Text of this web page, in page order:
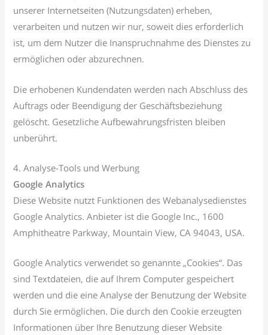
unserer Internetseiten (Nutzungsdaten) erheben,
verarbeiten und nutzen wir nur, soweit dies erforderlich
ist, um dem Nutzer die Inanspruchnahme des Dienstes zu
ermöglichen oder abzurechnen.
Die erhobenen Kundendaten werden nach Abschluss des
Auftrags oder Beendigung der Geschäftsbeziehung
gelöscht. Gesetzliche Aufbewahrungsfristen bleiben
unberührt.
4. Analyse-Tools und Werbung
Google Analytics
Diese Website nutzt Funktionen des Webanalysedienstes
Google Analytics. Anbieter ist die Google Inc., 1600
Amphitheatre Parkway, Mountain View, CA 94043, USA.
Google Analytics verwendet so genannte „Cookies“. Das
sind Textdateien, die auf Ihrem Computer gespeichert
werden und die eine Analyse der Benutzung der Website
durch Sie ermöglichen. Die durch den Cookie erzeugten
Informationen über Ihre Benutzung dieser Website